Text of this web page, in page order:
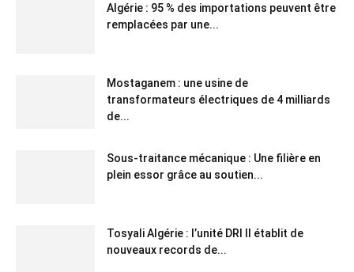
Algérie : 95 % des importations peuvent être
remplacées par une...
Mostaganem : une usine de
transformateurs électriques de 4 milliards
de...
Sous-traitance mécanique : Une filière en
plein essor grâce au soutien...
Tosyali Algérie : l’unité DRI II établit de
nouveaux records de...